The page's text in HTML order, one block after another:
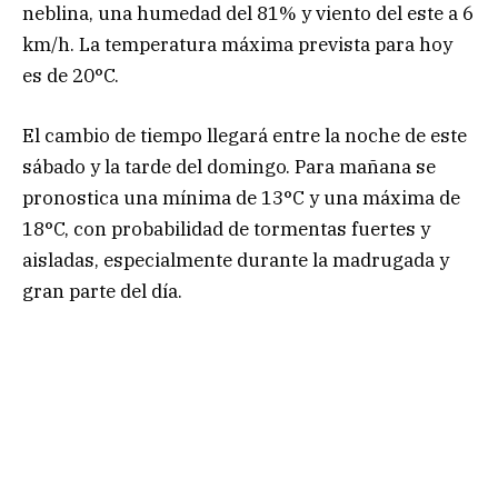
neblina, una humedad del 81% y viento del este a 6
km/h. La temperatura máxima prevista para hoy
es de 20°C.
El cambio de tiempo llegará entre la noche de este
sábado y la tarde del domingo. Para mañana se
pronostica una mínima de 13°C y una máxima de
18°C, con probabilidad de tormentas fuertes y
aisladas, especialmente durante la madrugada y
gran parte del día.